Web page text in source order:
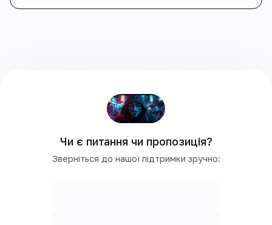
Чи є питання чи пропозиція?
Зверніться до нашої підтримки зручно: